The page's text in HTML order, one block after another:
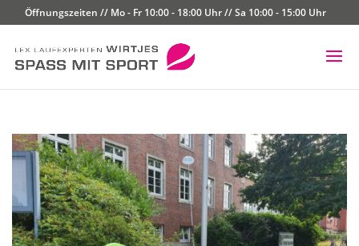
Öffnungszeiten // Mo - Fr 10:00 - 18:00 Uhr // Sa 10:00 - 15:00 Uhr